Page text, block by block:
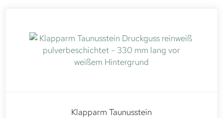
Klapparm Taunusstein